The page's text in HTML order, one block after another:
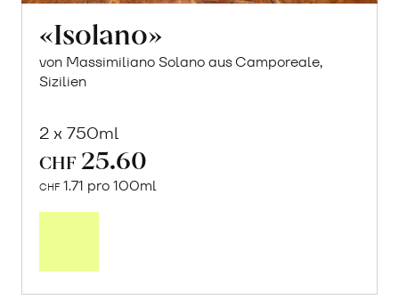
«Isolano»
von Massimiliano Solano aus Camporeale,
Sizilien
2 x 750ml
CHF 25.60
CHF 1.71 pro 100ml